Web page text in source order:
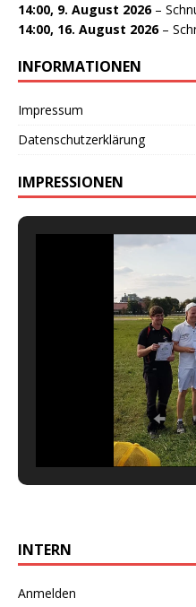
14:00, 9. August 2026–
14:00, 16. August 2026–
INFORMATIONEN
Impressum
Datenschutzerklärung
IMPRESSIONEN
INTERN
Anmelden